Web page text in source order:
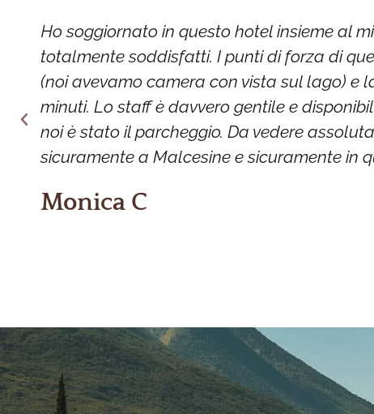
Ho soggiornato in questo hotel insieme al
totalmente soddisfatti. I punti di forza di
(noi avevamo camera con vista sul lago) e
minuti. Lo staff è davvero gentile e
noi è stato il parcheggio. Da vedere
sicuramente a Malcesine e sicuramente in
Monica C